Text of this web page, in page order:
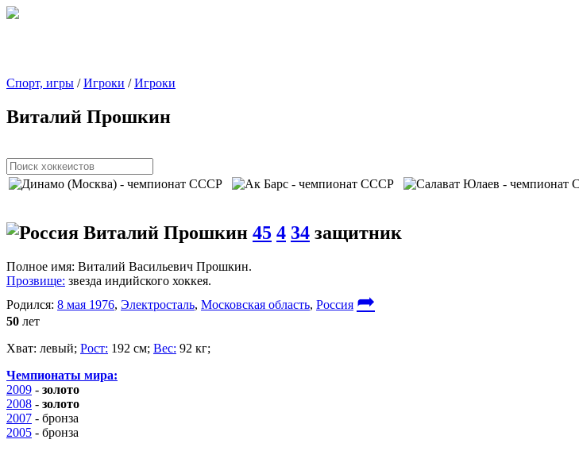
Спорт, игры /Игроки /Игроки
Виталий Прошкин
Виталий Прошкин 45 4 34 защитник
Полное имя: Виталий Васильевич Прошкин.
Прозвище: звезда индийского хоккея.
Родился: 8 мая 1976, Электросталь, Московская область, Россия ➦
50 лет
Хват: левый; Рост: 192 см; Вес: 92 кг;
Чемпионаты мира:
2009 - золото
2008 - золото
2007 - бронза
2005 - бронза